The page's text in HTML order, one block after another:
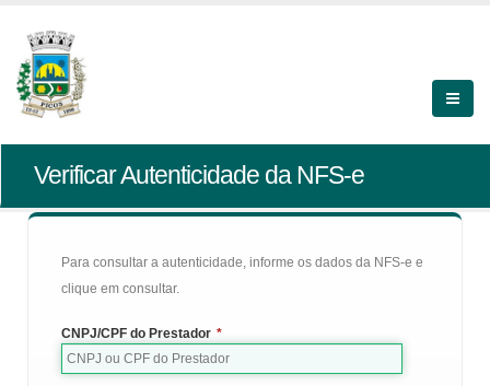
Verificar Autenticidade da NFS-e
Para consultar a autenticidade, informe os dados da NFS-e e
clique em consultar.
CNPJ/CPF do Prestador *